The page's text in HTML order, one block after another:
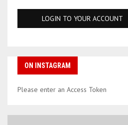
ON INSTAGRAM
Please enter an Access Token